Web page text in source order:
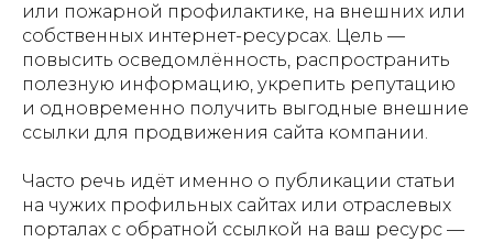
или пожарной профилактике, на внешних или
собственных интернет-ресурсах. Цель —
повысить осведомлённость, распространить
полезную информацию, укрепить репутацию
и одновременно получить выгодные внешние
ссылки для продвижения сайта компании.
Часто речь идёт именно о публикации статьи
на чужих профильных сайтах или отраслевых
порталах с обратной ссылкой на ваш ресурс —